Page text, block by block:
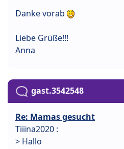
Danke vorab
Liebe Grüße!!!
Anna
gast.3542548
Re: Mamas gesucht
Tiiina2020 :
> Hallo